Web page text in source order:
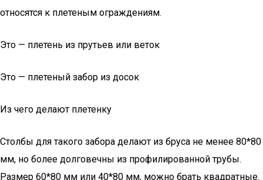
относятся к плетеным ограждениям.
Это — плетень из прутьев или веток
Это — плетеный забор из досок
Из чего делают плетенку
Столбы для такого забора делают из бруса не менее 80*80
мм, но более долговечны из профилированной трубы.
Размер 60*80 мм или 40*80 мм, можно брать квадратные.